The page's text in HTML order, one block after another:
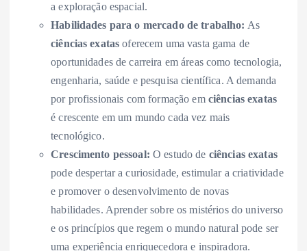
a exploração espacial.
Habilidades para o mercado de trabalho: As
ciências exatas oferecem uma vasta gama de
oportunidades de carreira em áreas como tecnologia,
engenharia, saúde e pesquisa científica. A demanda
por profissionais com formação em ciências exatas
é crescente em um mundo cada vez mais
tecnológico.
Crescimento pessoal: O estudo de ciências exatas
pode despertar a curiosidade, estimular a criatividade
e promover o desenvolvimento de novas
habilidades. Aprender sobre os mistérios do universo
e os princípios que regem o mundo natural pode ser
uma experiência enriquecedora e inspiradora.